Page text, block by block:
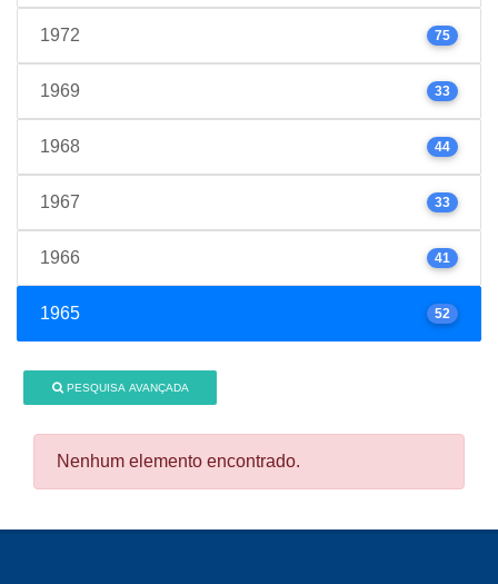
1972 75
1969 33
1968 44
1967 33
1966 41
1965 52
PESQUISA AVANÇADA
Nenhum elemento encontrado.